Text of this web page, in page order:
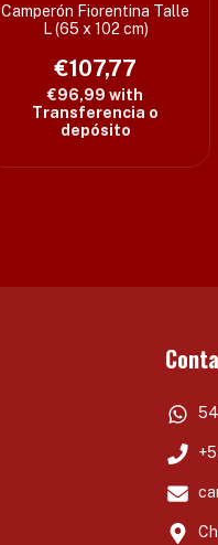
Camperón Fiorentina Talle
L (65 x 102 cm)
€107,77
€96,99with
Transferencia o
depósito